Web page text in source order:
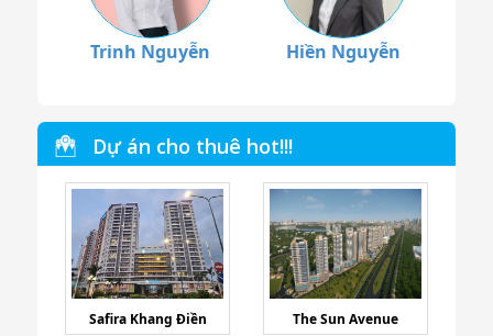
Trinh Nguyễn Hiền Nguyễn
Dự án cho thuê hot!!!
Safira Khang Điền The Sun Avenue